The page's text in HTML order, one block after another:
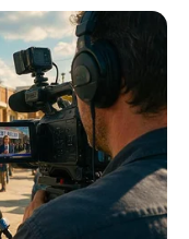
และครอบครัว มาดูวิธี